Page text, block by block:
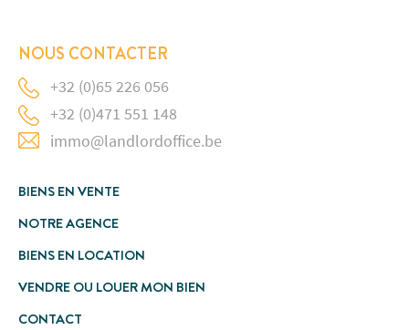
NOUS CONTACTER
+32 (0)65 226 056
+32 (0)471 551 148
immo@landlordoffice.be
BIENS EN VENTE
NOTRE AGENCE
BIENS EN LOCATION
VENDRE OU LOUER MON BIEN
CONTACT